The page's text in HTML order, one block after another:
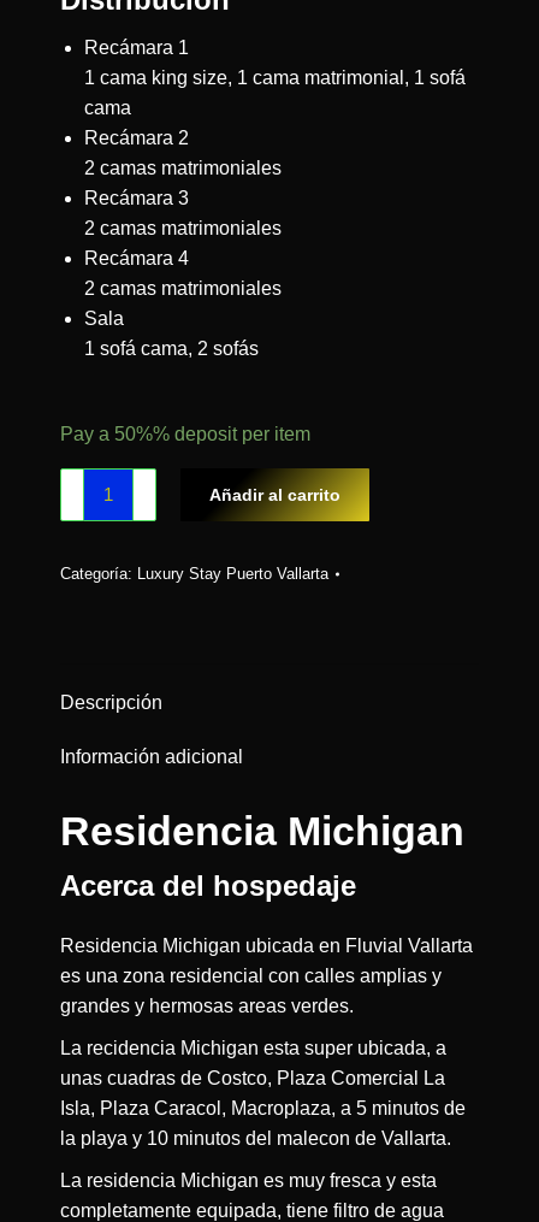
Recámara 1
1 cama king size, 1 cama matrimonial, 1 sofá
cama
Recámara 2
2 camas matrimoniales
Recámara 3
2 camas matrimoniales
Recámara 4
2 camas matrimoniales
Sala
1 sofá cama, 2 sofás
Pay a 50%% deposit per item
Añadir al carrito
Categoría: Luxury Stay Puerto Vallarta
Descripción
Información adicional
Residencia Michigan
Acerca del hospedaje
Residencia Michigan ubicada en Fluvial Vallarta
es una zona residencial con calles amplias y
grandes y hermosas areas verdes.
La recidencia Michigan esta super ubicada, a
unas cuadras de Costco, Plaza Comercial La
Isla, Plaza Caracol, Macroplaza, a 5 minutos de
la playa y 10 minutos del malecon de Vallarta.
La residencia Michigan es muy fresca y esta
completamente equipada, tiene filtro de agua